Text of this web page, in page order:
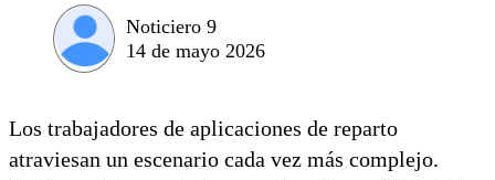
Noticiero 9
14 de mayo 2026
Los trabajadores de aplicaciones de reparto
atraviesan un escenario cada vez más complejo.